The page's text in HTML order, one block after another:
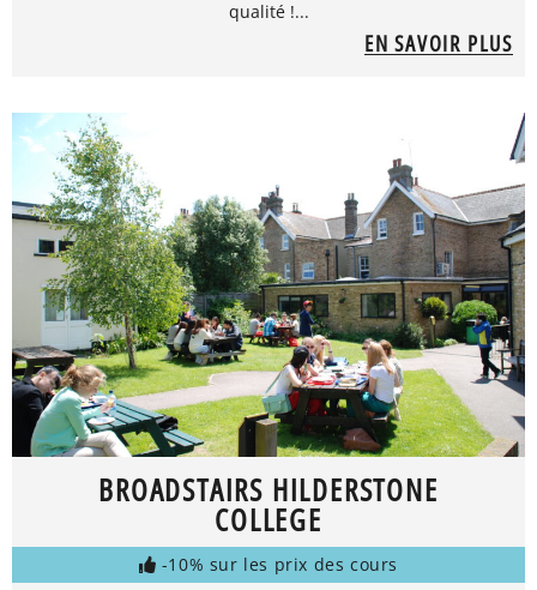
qualité !...
EN SAVOIR PLUS
BROADSTAIRS HILDERSTONE
COLLEGE
-10% sur les prix des cours